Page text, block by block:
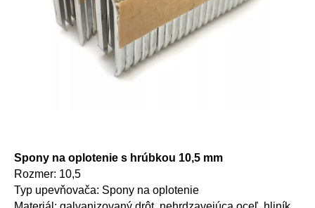
Spony na oplotenie s hrúbkou 10,5 mm
Rozmer: 10,5
Typ upevňovača: Spony na oplotenie